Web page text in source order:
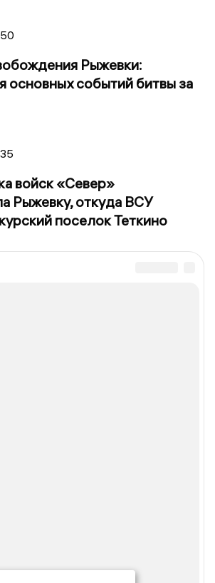
Рыжевки:
основных событий битвы за
войск «Север»
Рыжевку, откуда ВСУ
поселок Теткино